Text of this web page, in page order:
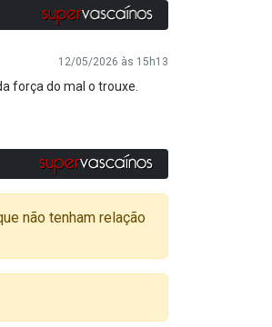
12/05/2026 às 15h13
força do mal o trouxe.
não tenham relação